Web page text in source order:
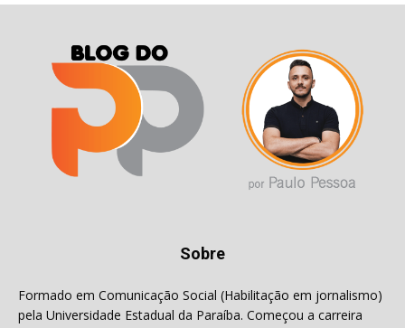
Sobre
Formado em Comunicação Social (Habilitação em jornalismo)
pela Universidade Estadual da Paraíba. Começou a carreira